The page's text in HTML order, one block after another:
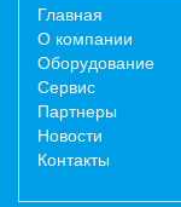
Главная
О компании
Оборудование
Сервис
Партнеры
Новости
Контакты